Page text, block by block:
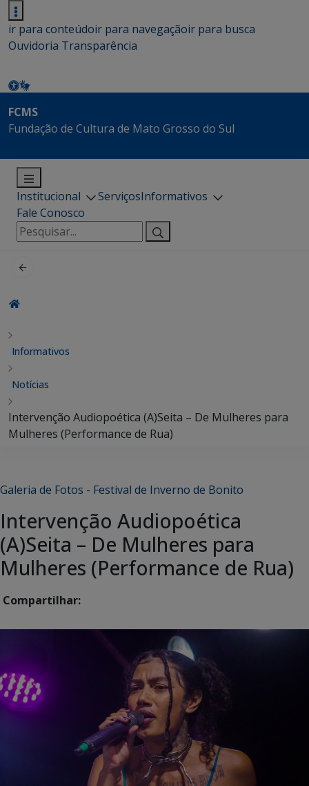
ir para conteúdoir para navegaçãoir para busca
Ouvidoria Transparência
FCMS
Fundação de Cultura de Mato Grosso do Sul
Institucional ServiçosInformativos
Fale Conosco
Pesquisar
por:
Informativos
Notícias
Intervenção Audiopoética (A)Seita – De Mulheres para
Mulheres (Performance de Rua)
Galeria de Fotos - Festival de Inverno de Bonito
Intervenção Audiopoética
(A)Seita – De Mulheres para
Mulheres (Performance de Rua)
Compartilhar: